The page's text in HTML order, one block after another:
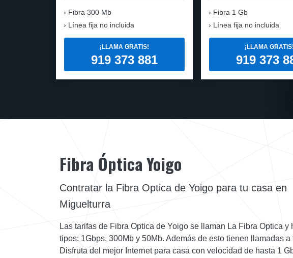
Fibra 300 Mb
Línea fija no incluida
¡LLAMA GRATIS!
919 373 881
Fibra 1 Gb
Línea fija no incluida
¡LLAMA GRATIS!
919 373
Fibra Óptica Yoigo
Contratar la Fibra Optica de Yoigo para tu casa en
Miguelturra
Las tarifas de Fibra Optica de Yoigo se llaman La Fibra Optica y
tipos: 1Gbps, 300Mb y 50Mb. Además de esto tienen llamadas a
Disfruta del mejor Internet para casa con velocidad de hasta 1